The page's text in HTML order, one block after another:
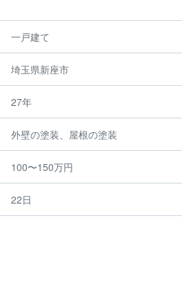
一戸建て
埼玉県新座市
27年
外壁の塗装、屋根の塗装
100〜150万円
22日